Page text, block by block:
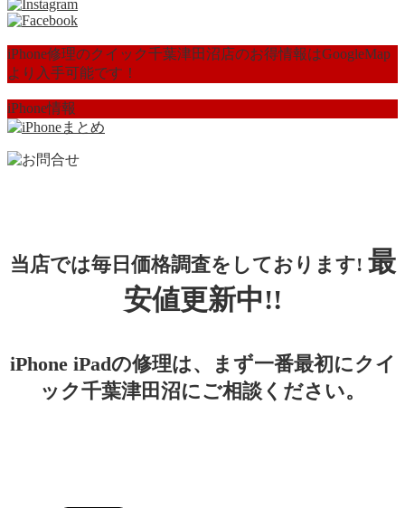
iPhone修理のクイック千葉津田沼店のお得情報はGoogleMap
より入手可能です！
iPhone情報
当店では毎日価格調査をしております! 最
安値更新中!!
iPhone iPadの修理は、まず一番最初にクイ
ック千葉津田沼にご相談ください。